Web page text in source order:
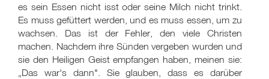
es sein Essen nicht isst oder seine Milch nicht trinkt.
Es muss gefüttert werden, und es muss essen, um zu
wachsen. Das ist der Fehler, den viele Christen
machen. Nachdem ihre Sünden vergeben wurden und
sie den Heiligen Geist empfangen haben, meinen sie:
„Das war's dann". Sie glauben, dass es darüber